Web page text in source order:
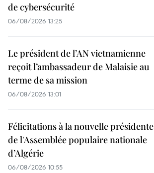
de cybersécurité
06/08/2026 13:25
Le président de l’AN vietnamienne
reçoit l’ambassadeur de Malaisie au
terme de sa mission
06/08/2026 13:01
Félicitations à la nouvelle présidente
de l'Assemblée populaire nationale
d’Algérie
06/08/2026 10:55